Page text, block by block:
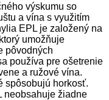
výskumu so
a vína s využitím
EPL je založený na
umožňuje
pôvodných
používa pre ošetrenie
a ružové vína.
spôsobujú horkosť.
neobsahuje žiadne